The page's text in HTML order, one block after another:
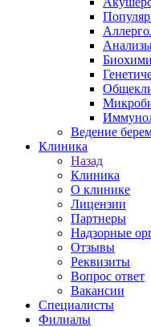
Ведение
Клиника
Назад
Клиника
О клинике
Лицензии
Партнеры
Надзорные
Отзывы
Реквизиты
Вопрос ответ
Вакансии
Специалисты
Филиалы